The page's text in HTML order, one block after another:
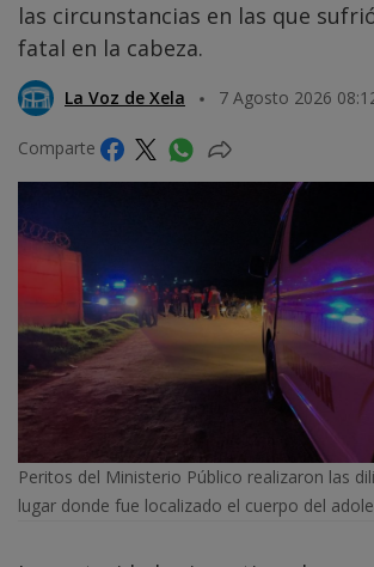
las circunstancias en las que
fatal en la cabeza.
La Voz de Xela 7 Agosto 2026
Comparte
Peritos del Ministerio Público realizaron las
lugar donde fue localizado el cuerpo del